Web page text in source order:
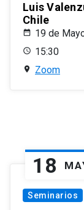
Luis
Chile
19 de
15:30
Zoom
18
Seminarios